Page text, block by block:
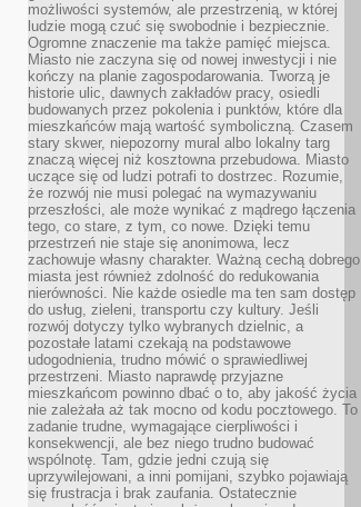
możliwości systemów, ale przestrzenią, w której
ludzie mogą czuć się swobodnie i bezpiecznie.
Ogromne znaczenie ma także pamięć miejsca.
Miasto nie zaczyna się od nowej inwestycji i nie
kończy na planie zagospodarowania. Tworzą je
historie ulic, dawnych zakładów pracy, osiedli
budowanych przez pokolenia i punktów, które dla
mieszkańców mają wartość symboliczną. Czasem
stary skwer, niepozorny mural albo lokalny targ
znaczą więcej niż kosztowna przebudowa. Miasto
uczące się od ludzi potrafi to dostrzec. Rozumie,
że rozwój nie musi polegać na wymazywaniu
przeszłości, ale może wynikać z mądrego łączenia
tego, co stare, z tym, co nowe. Dzięki temu
przestrzeń nie staje się anonimowa, lecz
zachowuje własny charakter. Ważną cechą dobrego
miasta jest również zdolność do redukowania
nierówności. Nie każde osiedle ma ten sam dostęp
do usług, zieleni, transportu czy kultury. Jeśli
rozwój dotyczy tylko wybranych dzielnic, a
pozostałe latami czekają na podstawowe
udogodnienia, trudno mówić o sprawiedliwej
przestrzeni. Miasto naprawdę przyjazne
mieszkańcom powinno dbać o to, aby jakość życia
nie zależała aż tak mocno od kodu pocztowego. To
zadanie trudne, wymagające cierpliwości i
konsekwencji, ale bez niego trudno budować
wspólnotę. Tam, gdzie jedni czują się
uprzywilejowani, a inni pomijani, szybko pojawiają
się frustracja i brak zaufania. Ostatecznie